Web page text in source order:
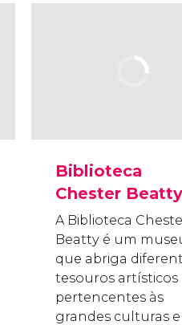
Biblioteca
Chester Beatty
A Biblioteca
Beatty é um
que abriga
tesouros artísticos
pertencentes às
grandes culturas e